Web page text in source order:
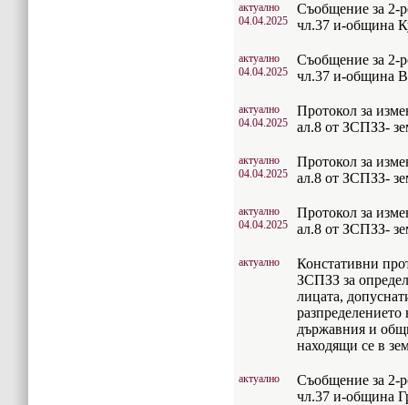
актуално
04.04.2025
Съобщение за 2-
чл.37 и-община
актуално
04.04.2025
Съобщение за 2-
чл.37 и-община
актуално
04.04.2025
Протокол за
ал.8 от ЗСПЗЗ-
актуално
04.04.2025
Протокол за
ал.8 от ЗСПЗЗ-
актуално
04.04.2025
Протокол за
ал.8 от ЗСПЗЗ-
актуално
Констативни
ЗСПЗЗ за
лицата,
държавния и
находящи се в
актуално
Съобщение за 2-
чл.37 и-община